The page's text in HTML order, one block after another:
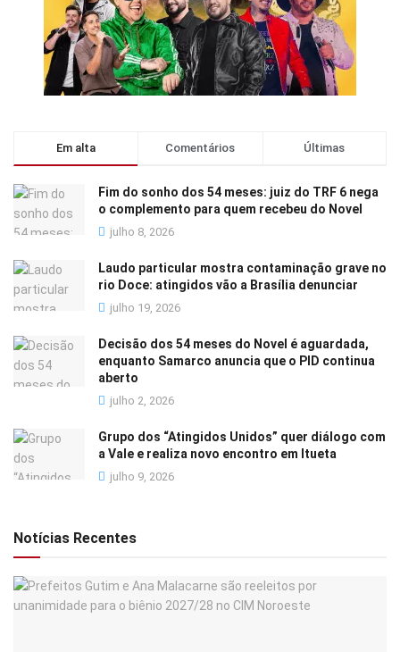
Em alta Comentários Últimas
Fim do sonho dos 54 meses: juiz do TRF 6 nega
o complemento para quem recebeu do Novel
julho 8, 2026
Laudo particular mostra contaminação grave no
rio Doce: atingidos vão a Brasília denunciar
julho 19, 2026
Decisão dos 54 meses do Novel é aguardada,
enquanto Samarco anuncia que o PID continua
aberto
julho 2, 2026
Grupo dos “Atingidos Unidos” quer diálogo com
a Vale e realiza novo encontro em Itueta
julho 9, 2026
Notícias Recentes